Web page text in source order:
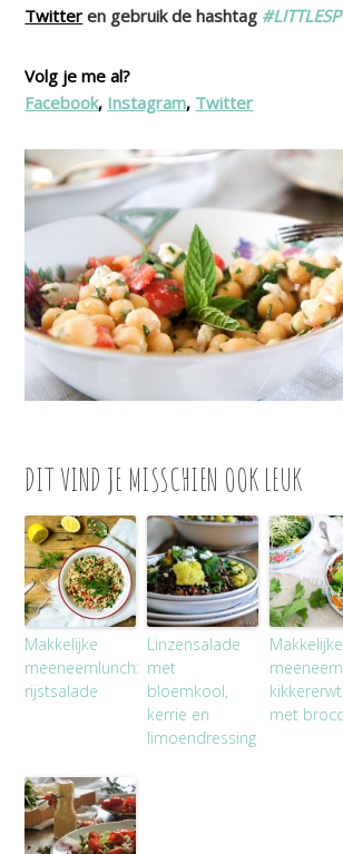
Twitter en gebruik de hashtag
Volg je me al?
Facebook, Instagram, Twitter
DIT VIND JE MISSCHIEN OOK LEUK
Makkelijke
meeneemlunch:
rijstsalade
Linzensalade
met
bloemkool,
kerrie en
limoendressing
Makkelijke
met